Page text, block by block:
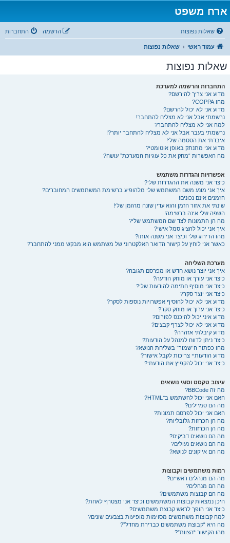
ארח משפט
שאלות נפוצות התחברות הרשמה
עמוד ראשי שאלות נפוצות
שאלות נפוצות
התחברות והרשמה למערכת
מדוע אני צריך להירשם?
מהו COPPA?
מדוע אני לא יכול להרשם?
נרשמתי אבל אני לא מצליח להתחבר!
למה אני לא מצליח להתחבר?
נרשמתי בעבר אבל אני לא מצליח להתחבר יותר?!
איבדתי את הססמה שלי!
מדוע אני מתנתק באופן אוטומטי?
מה האפשרות “מחק את כל עוגיות המערכת” עושה?
אפשרויות והגדרות משתמש
כיצד אני משנה את ההגדרות שלי?
איך אני מונע משם המשתמש שלי מלהופיע ברשימת המשתמשים המחוברים?
הזמנים אינם נכונים!
שינתי את אזור הזמן והוא עדין שונה מהזמן שלי!
השפה שלי אינה ברשימה!
מה הן התמונות לצד שם המשתמש שלי?
איך אני יכול להציג סמל אישי?
מהו הדירוג שלי וכיצד אני משנה אותו?
כאשר אני לוחץ על קישור הדואר האלקטרוני של משתמש הוא מבקש ממני להתחבר?
מערכת השליחה
איך אני יוצר נושא חדש או מפרסם תגובה?
כיצד אני עורך או מוחק הודעה?
כיצד אני מוסיף חתימה להודעות שלי?
כיצד אני יוצר סקר?
מדוע אני לא יכול להוסיף אפשרויות נוספות לסקר?
כיצד אני ערוך או מוחק סקר?
מדוע איני יכול להיכנס לפורום?
מדוע אני לא יכול לצרף קבצים?
מדוע קיבלתי אזהרה?
כיצד ניתן לדווח למנהל על הודעות?
מהו כפתור ה“שמור” בשליחת הנושא?
מדוע הודעותיי צריכות לקבל אישור?
כיצד אני יכול להקפיץ את הודעתי?
עיצוב טקסט וסוגי נושאים
מה זה BBCode?
האם אני יכול להשתמש ב־HTML?
מה הם סמיילים?
האם אני יכול לפרסם תמונות?
מה הן הכרזות גלובליות?
מה הן הכרזות?
מה הם נושאים דביקים?
מה הם נושאים נעולים?
מה הם אייקונים לנושא?
רמות משתמשים וקבוצות
מה הם מנהלים ראשיים?
מה הם מנהלים?
מה הם קבוצות משתמשים?
היכן נמצאות קבוצות המשתמשים וכיצד אני מצטרף לאחת?
כיצד אני הופך לראש קבוצת משתמשים?
למה קבוצות משתמשים מסוימות מופיעות בצבעים שונים?
מה היא “קבוצת משתמשים כברירת מחדל”?
מהו הקישור “הצוות”?